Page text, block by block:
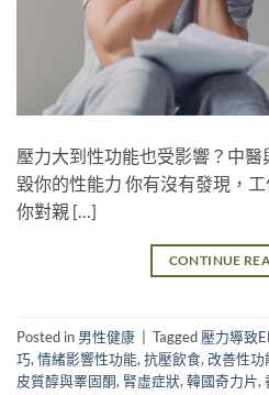
壓力大到性功能也受影響？中
毀你的性能力 你有沒有發現，
你對親 […]
CONTINUE
Posted in 男性健康 Tagged 壓力導致
巧, 情緒影響性功能, 抗壓飲食, 改善性功
皮質醇與睪固酮, 腎虛症狀, 韓國奇力片,